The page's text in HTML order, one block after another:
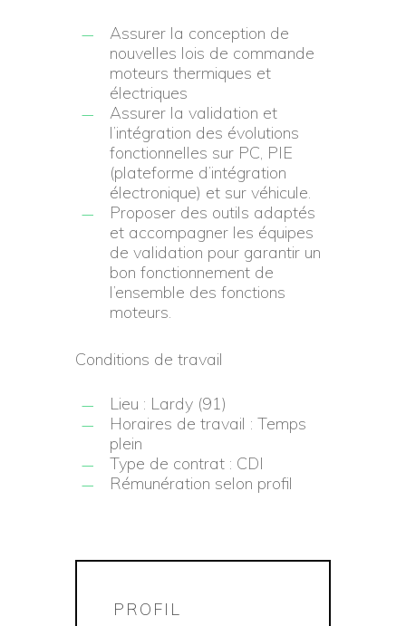
Assurer la conception de
nouvelles lois de commande
moteurs thermiques et
électriques
Assurer la validation et
l’intégration des évolutions
fonctionnelles sur PC, PIE
(plateforme d’intégration
électronique) et sur véhicule.
Proposer des outils adaptés
et accompagner les équipes
de validation pour garantir un
bon fonctionnement de
l’ensemble des fonctions
moteurs.
Conditions de travail
Lieu : Lardy (91)
Horaires de travail : Temps
plein
Type de contrat : CDI
Rémunération selon profil
PROFIL